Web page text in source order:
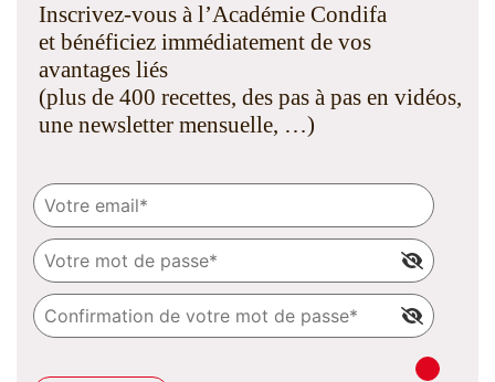
Inscrivez-vous à l’Académie Condifa
et bénéficiez immédiatement de vos
avantages liés
(plus de 400 recettes, des pas à pas en vidéos,
une newsletter mensuelle, …)